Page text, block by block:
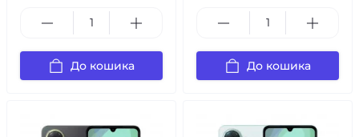
До кошика До кошика